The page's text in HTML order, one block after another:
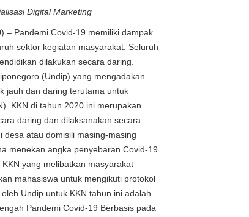
Digital Marketing
– Pandemi Covid-19 memiliki dampak
sektor kegiatan masyarakat. Seluruh
dilakukan secara daring.
(Undip) yang mengadakan
jauh dan daring terutama untuk
KKN di tahun 2020 ini merupakan
daring dan dilaksanakan secara
desa atau domisili masing-masing
menekan angka penyebaran Covid-19
yang melibatkan masyarakat
mahasiswa untuk mengikuti protokol
Undip untuk KKN tahun ini adalah
Pandemi Covid-19 Berbasis pada